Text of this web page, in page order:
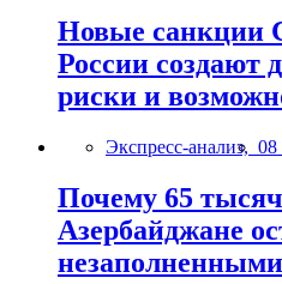
Новые санкции
России создают
риски и
Экспресс-анализ, 08
Почему 65
Азербайджане
незаполненными